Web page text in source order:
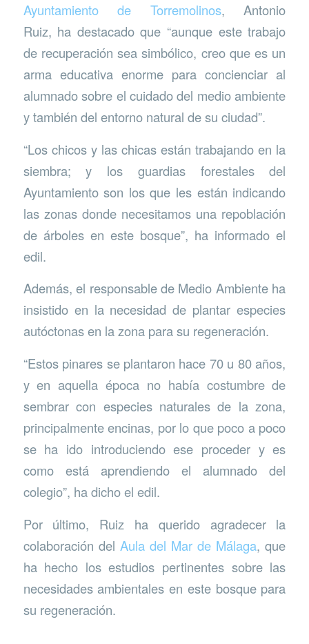
Ayuntamiento de Torremolinos, Antonio
Ruiz, ha destacado que “aunque este trabajo
de recuperación sea simbólico, creo que es un
arma educativa enorme para concienciar al
alumnado sobre el cuidado del medio ambiente
y también del entorno natural de su ciudad”.
“Los chicos y las chicas están trabajando en la
siembra; y los guardias forestales del
Ayuntamiento son los que les están indicando
las zonas donde necesitamos una repoblación
de árboles en este bosque”, ha informado el
edil.
Además, el responsable de Medio Ambiente ha
insistido en la necesidad de plantar especies
autóctonas en la zona para su regeneración.
“Estos pinares se plantaron hace 70 u 80 años,
y en aquella época no había costumbre de
sembrar con especies naturales de la zona,
principalmente encinas, por lo que poco a poco
se ha ido introduciendo ese proceder y es
como está aprendiendo el alumnado del
colegio”, ha dicho el edil.
Por último, Ruiz ha querido agradecer la
colaboración del Aula del Mar de Málaga, que
ha hecho los estudios pertinentes sobre las
necesidades ambientales en este bosque para
su regeneración.